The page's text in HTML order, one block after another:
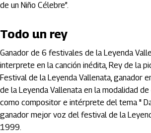
de un Niño Célebre”.
Todo un rey
Ganador de 6 festivales de la Leyenda
interprete en la canción inédita, Rey de la
Festival de la Leyenda Vallenata, ganador
de la Leyenda Vallenata en la modalidad
como compositor e intérprete del tema "
ganador mejor voz del festival de la
1999.